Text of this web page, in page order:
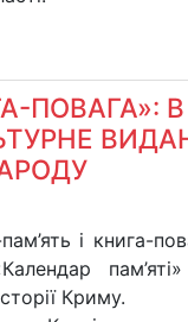
ПОВАГА»:
і книга-
Криму.